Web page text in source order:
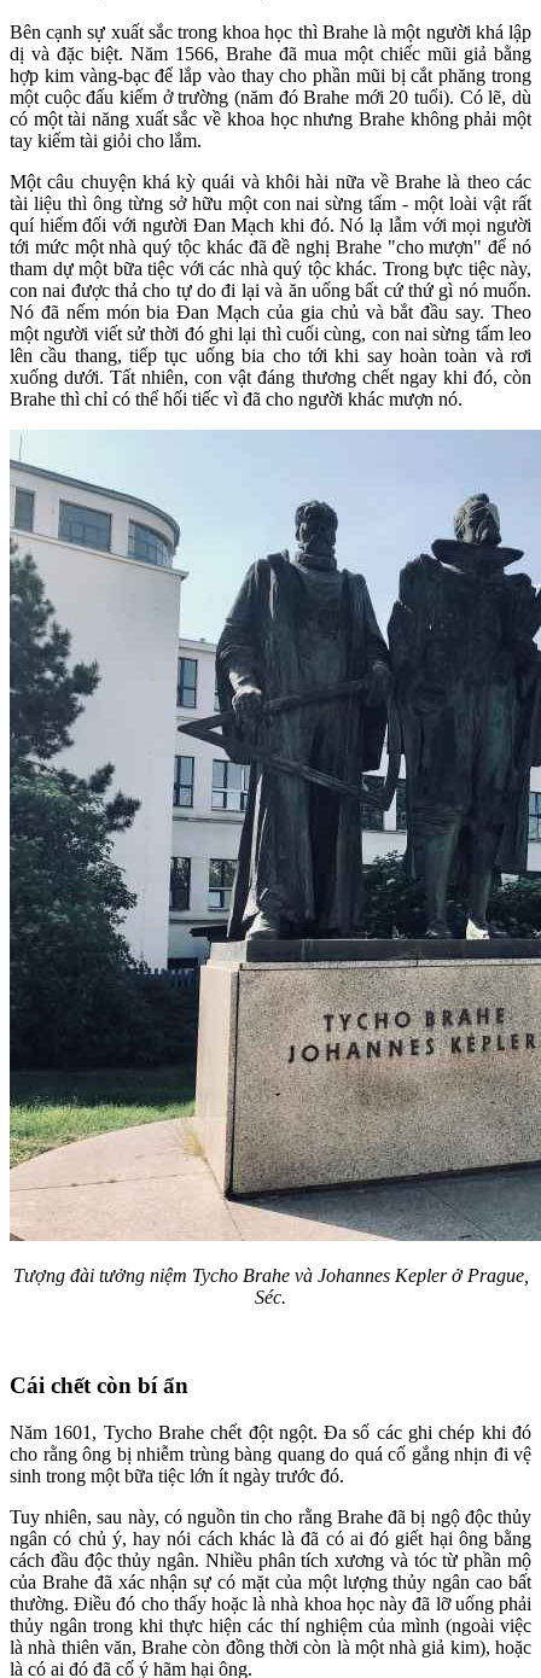
Bên cạnh sự xuất sắc trong khoa học thì Brahe là một người khá lập
dị và đặc biệt. Năm 1566, Brahe đã mua một chiếc mũi giả bằng
hợp kim vàng-bạc để lắp vào thay cho phần mũi bị cắt phăng trong
một cuộc đấu kiếm ở trường (năm đó Brahe mới 20 tuổi). Có lẽ, dù
có một tài năng xuất sắc về khoa học nhưng Brahe không phải một
tay kiếm tài giỏi cho lắm.
Một câu chuyện khá kỳ quái và khôi hài nữa về Brahe là theo các
tài liệu thì ông từng sở hữu một con nai sừng tấm - một loài vật rất
quí hiếm đối với người Đan Mạch khi đó. Nó lạ lẫm với mọi người
tới mức một nhà quý tộc khác đã đề nghị Brahe "cho mượn" để nó
tham dự một bữa tiệc với các nhà quý tộc khác. Trong bực tiệc này,
con nai được thả cho tự do đi lại và ăn uống bất cứ thứ gì nó muốn.
Nó đã nếm món bia Đan Mạch của gia chủ và bắt đầu say. Theo
một người viết sử thời đó ghi lại thì cuối cùng, con nai sừng tấm leo
lên cầu thang, tiếp tục uống bia cho tới khi say hoàn toàn và rơi
xuống dưới. Tất nhiên, con vật đáng thương chết ngay khi đó, còn
Brahe thì chỉ có thể hối tiếc vì đã cho người khác mượn nó.
Tượng đài tưởng niệm Tycho Brahe và Johannes Kepler ở Prague,
Séc.
Cái chết còn bí ẩn
Năm 1601, Tycho Brahe chết đột ngột. Đa số các ghi chép khi đó
cho rằng ông bị nhiễm trùng bàng quang do quá cố gắng nhịn đi vệ
sinh trong một bữa tiệc lớn ít ngày trước đó.
Tuy nhiên, sau này, có nguồn tin cho rằng Brahe đã bị ngộ độc thủy
ngân có chủ ý, hay nói cách khác là đã có ai đó giết hại ông bằng
cách đầu độc thủy ngân. Nhiều phân tích xương và tóc từ phần mộ
của Brahe đã xác nhận sự có mặt của một lượng thủy ngân cao bất
thường. Điều đó cho thấy hoặc là nhà khoa học này đã lỡ uống phải
thủy ngân trong khi thực hiện các thí nghiệm của mình (ngoài việc
là nhà thiên văn, Brahe còn đồng thời còn là một nhà giả kim), hoặc
là có ai đó đã cố ý hãm hại ông.